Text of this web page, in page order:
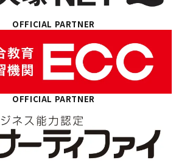
OFFICIAL PARTNER
OFFICIAL PARTNER